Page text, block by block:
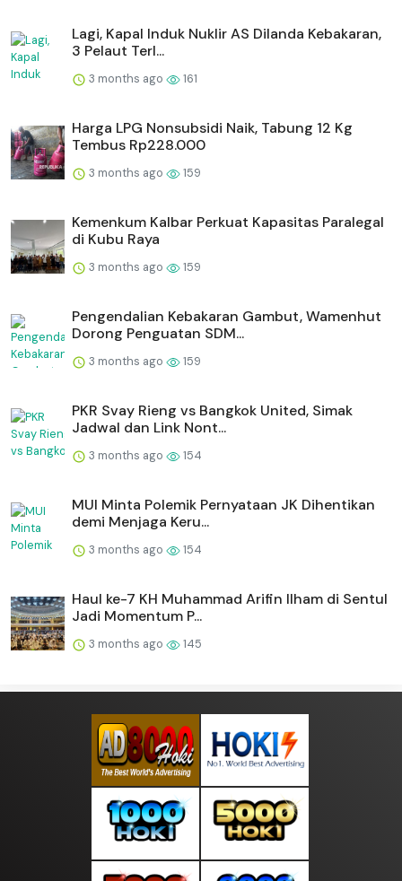
Lagi, Kapal Induk Nuklir AS Dilanda Kebakaran,
3 Pelaut Terl...
3 months ago 161
Harga LPG Nonsubsidi Naik, Tabung 12 Kg
Tembus Rp228.000
3 months ago 159
Kemenkum Kalbar Perkuat Kapasitas Paralegal
di Kubu Raya
3 months ago 159
Pengendalian Kebakaran Gambut, Wamenhut
Dorong Penguatan SDM...
3 months ago 159
PKR Svay Rieng vs Bangkok United, Simak
Jadwal dan Link Nont...
3 months ago 154
MUI Minta Polemik Pernyataan JK Dihentikan
demi Menjaga Keru...
3 months ago 154
Haul ke-7 KH Muhammad Arifin Ilham di Sentul
Jadi Momentum P...
3 months ago 145